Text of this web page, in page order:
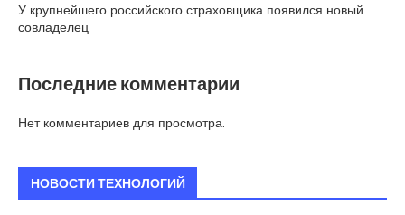
У крупнейшего российского страховщика появился новый
совладелец
Последние комментарии
Нет комментариев для просмотра.
НОВОСТИ ТЕХНОЛОГИЙ